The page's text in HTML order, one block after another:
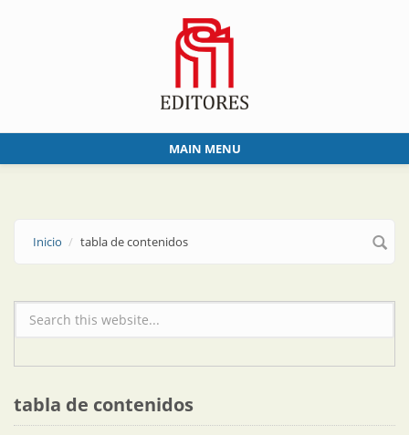
MAIN MENU
Inicio tabla de contenidos
Formulario de búsqueda
tabla de contenidos